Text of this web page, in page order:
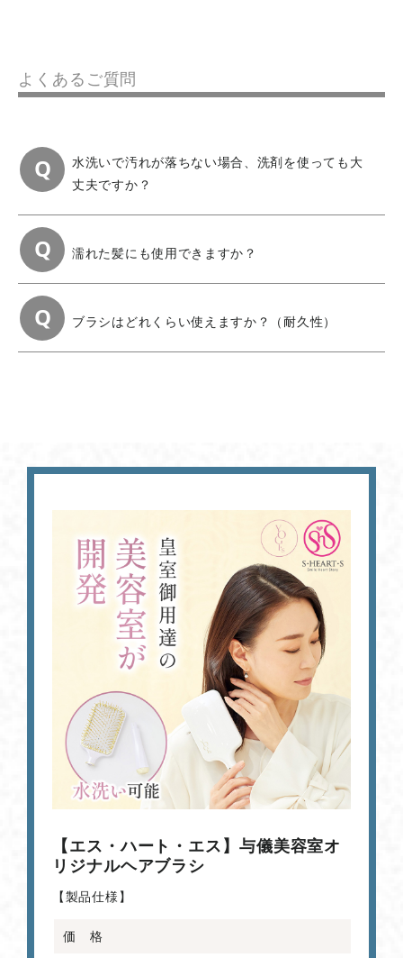
よくあるご質問
水洗いで汚れが落ちない場合、洗剤を使っても大
丈夫ですか？
濡れた髪にも使用できますか？
ブラシはどれくらい使えますか？（耐久性）
【エス・ハート・エス】与儀美容室オ
リジナルヘアブラシ
【製品仕様】
価 格